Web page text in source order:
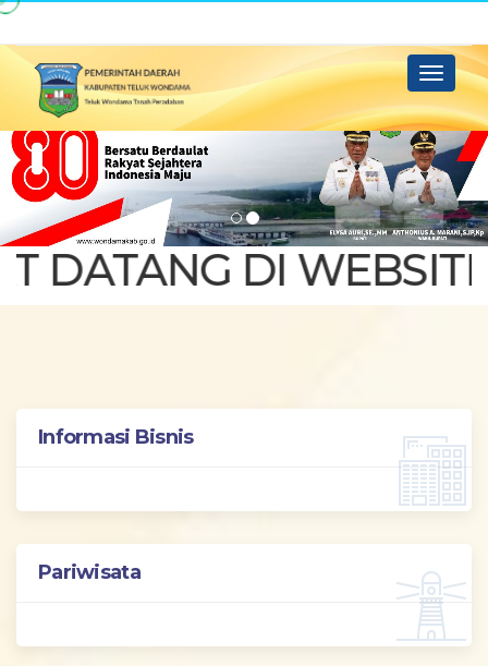
Toggle
DI WEBSITE
Informasi Bisnis
Pariwisata